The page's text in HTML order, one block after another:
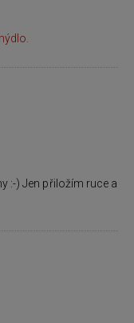
:-) Jen přiložím ruce a